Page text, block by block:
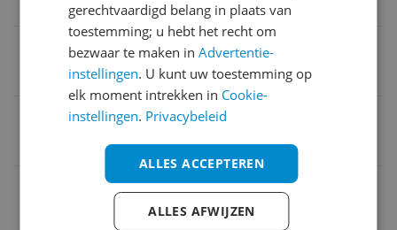
Oplaadtijd
0 minuten
8720618551962
Bijgeleverde accessoires en toebehoren
Functies
gerechtvaardigd belang in plaats van
toestemming; u hebt het recht om
bezwaar te maken inAdvertentie-
instellingen. U kunt uw toestemming op
elk moment intrekken in Cookie-
instellingen. Privacybeleid
ALLES ACCEPTEREN
ALLES AFWIJZEN